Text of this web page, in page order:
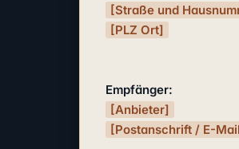
[Straße und
[PLZ Ort]
Empfänger:
[Anbieter]
[Postanschrift / E-